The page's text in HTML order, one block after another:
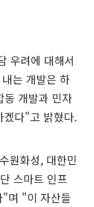
우려에 대해서
는 개발은 하
개발과 민자
겠다"고 밝혔다.
원화성, 대한민
스마트 인프
"며 "이 자산들